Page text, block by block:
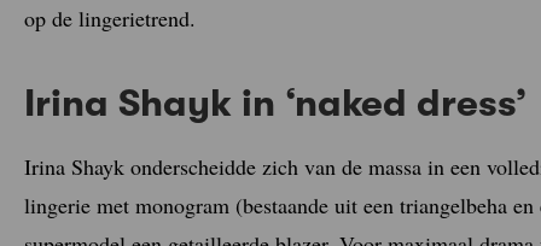
op de lingerietrend.
Irina Shayk in ‘naked dress’
Irina Shayk onderscheidde zich van de massa in een
lingerie met monogram (bestaande uit een triangelbeha